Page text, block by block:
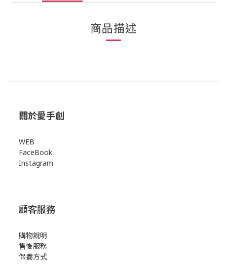
商品描述
關於愛手創
WEB
FaceBook
Instagram
顧客服務
購物說明
售後服務
保養方式